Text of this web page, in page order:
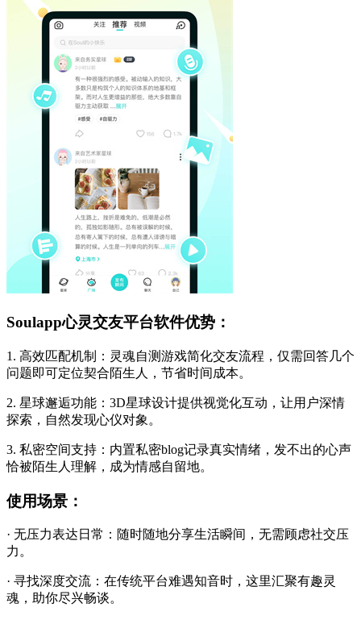
Soulapp心灵交友平台软件优势：
1. 高效匹配机制：灵魂自测游戏简化交友流程，仅需回答几个
问题即可定位契合陌生人，节省时间成本。
2. 星球邂逅功能：3D星球设计提供视觉化互动，让用户深情
探索，自然发现心仪对象。
3. 私密空间支持：内置私密blog记录真实情绪，发不出的心声
恰被陌生人理解，成为情感自留地。
使用场景：
· 无压力表达日常：随时随地分享生活瞬间，无需顾虑社交压
力。
· 寻找深度交流：在传统平台难遇知音时，这里汇聚有趣灵
魂，助你尽兴畅谈。